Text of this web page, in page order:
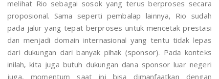
melihat Rio sebagai sosok yang terus berproses secara
proposional. Sama seperti pembalap lainnya, Rio sudah
pada jalur yang tepat berproses untuk mencetak prestasi
dan menjadi domain internasional yang tentu tidak lepas
dari dukungan dari banyak pihak (sponsor). Pada konteks
inilah, kita juga butuh dukungan dana sponsor luar negeri
juga, momentum saat ini bisa dimanfaatkan dengan